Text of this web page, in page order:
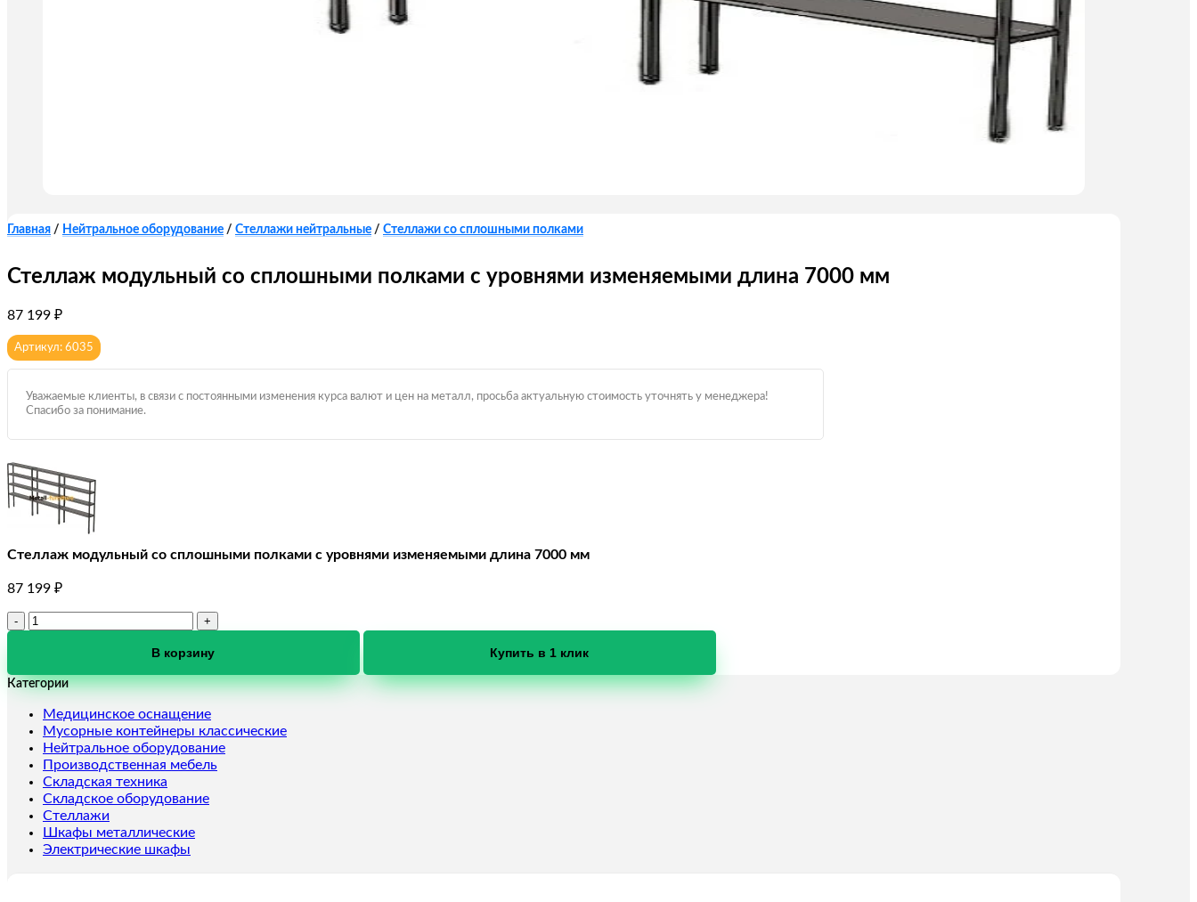
Главная / Нейтральное оборудование / Стеллажи нейтральные / Стеллажи со сплошными полками
Стеллаж модульный со сплошными полками с уровнями изменяемыми длина 7000 мм
87 199 ₽
Артикул: 6035
Уважаемые клиенты, в связи с постоянными изменения курса валют и цен на металл, просьба актуальную стоимость уточнять у менеджера!
Спасибо за понимание.
Стеллаж модульный со сплошными полками с уровнями изменяемыми длина 7000 мм
87 199 ₽
Количество
со
полками
с
уровнями
изменяемыми
длина
7000
мм
В корзину Купить в 1 клик
Категории
Медицинское оснащение
Мусорные контейнеры классические
Нейтральное оборудование
Производственная мебель
Складская техника
Складское оборудование
Стеллажи
Шкафы металлические
Электрические шкафы